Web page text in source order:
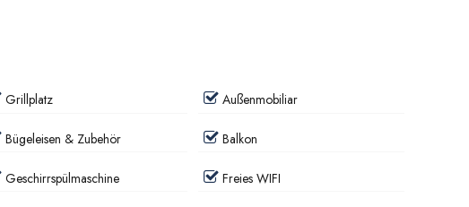
Grillplatz Außenmobiliar
Bügeleisen & Zubehör Balkon
Geschirrspülmaschine Freies WIFI